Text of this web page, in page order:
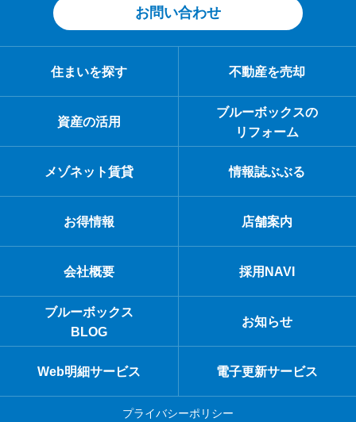
お問い合わせ
住まいを探す 不動産を売却
資産の活用
ブルーボックスの
リフォーム
メゾネット賃貸 情報誌ぶぶる
お得情報 店舗案内
会社概要 採用NAVI
ブルーボックス
BLOG
お知らせ
Web明細サービス 電子更新サービス
プライバシーポリシー